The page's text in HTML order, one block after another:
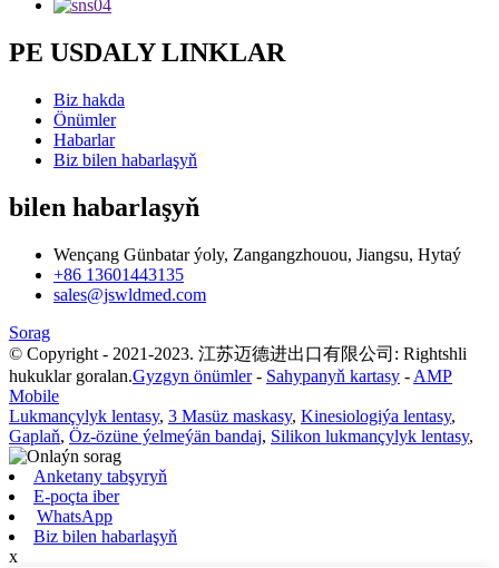
PE USDALY LINKLAR
Biz hakda
Önümler
Habarlar
Biz bilen habarlaşyň
bilen habarlaşyň
Wençang Günbatar ýoly, Zangangzhouou, Jiangsu, Hytaý
+86 13601443135
sales@jswldmed.com
Sorag
© Copyright - 2021-2023. 江苏迈德进出口有限公司: Rightshli
hukuklar goralan.Gyzgyn önümler- Sahypanyň kartasy - AMP
Mobile
Lukmançylyk lentasy, 3 Masüz maskasy, Kinesiologiýa lentasy,
Gaplaň, Öz-özüne ýelmeýän bandaj, Silikon lukmançylyk lentasy,
Anketany tabşyryň
E-poçta iber
WhatsApp
Biz bilen habarlaşyň
x